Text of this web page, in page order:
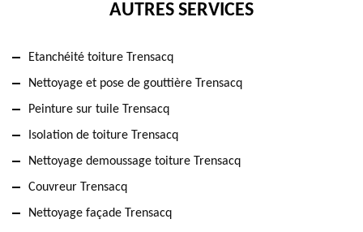
AUTRES SERVICES
Etanchéité toiture Trensacq
Nettoyage et pose de gouttière Trensacq
Peinture sur tuile Trensacq
Isolation de toiture Trensacq
Nettoyage demoussage toiture Trensacq
Couvreur Trensacq
Nettoyage façade Trensacq